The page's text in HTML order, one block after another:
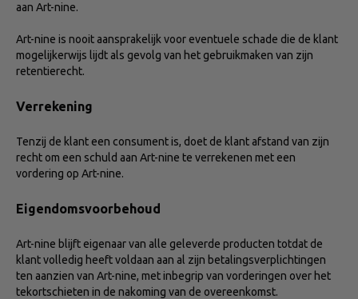
aan Art-nine.
Art-nine is nooit aansprakelijk voor eventuele schade die de klant
mogelijkerwijs lijdt als gevolg van het gebruikmaken van zijn
retentierecht.
Verrekening
Tenzij de klant een consument is, doet de klant afstand van zijn
recht om een schuld aan Art-nine te verrekenen met een
vordering op Art-nine.
Eigendomsvoorbehoud
Art-nine blijft eigenaar van alle geleverde producten totdat de
klant volledig heeft voldaan aan al zijn betalingsverplichtingen
ten aanzien van Art-nine, met inbegrip van vorderingen over het
tekortschieten in de nakoming van de overeenkomst.